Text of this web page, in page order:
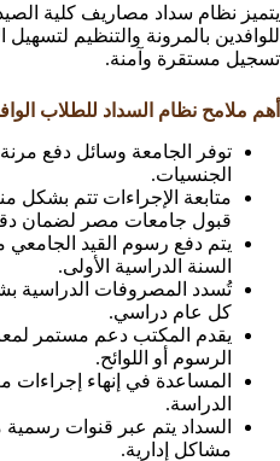
يتميز نظام سداد مصاريف كلية
للوافدين بالمرونة والتنظيم
تسجيل مستقرة وآمنة.
أهم ملامح نظام السداد للطلاب
توفر الجامعة وسائل دفع
الجنسيات.
متابعة الإجراءات تتم
قبول جامعات مصر لضمان
يتم دفع رسوم القيد الجامعي
السنة الدراسية الأولى.
تُسدد المصروفات الدراسية
كل عام دراسي.
يقدم المكتب دعم مستمر
الرسوم أو اللوائح.
المساعدة في إنهاء إجراءات
الدراسة.
السداد يتم عبر قنوات
مشاكل إدارية.